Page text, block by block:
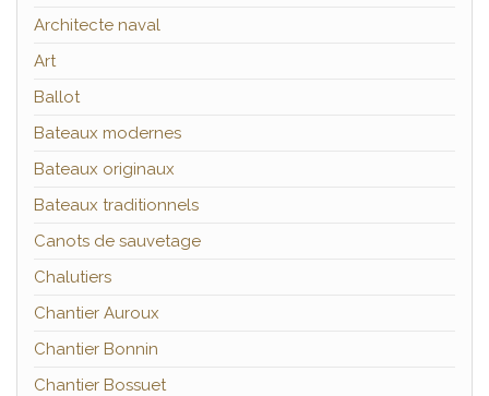
Architecte naval
Art
Ballot
Bateaux modernes
Bateaux originaux
Bateaux traditionnels
Canots de sauvetage
Chalutiers
Chantier Auroux
Chantier Bonnin
Chantier Bossuet